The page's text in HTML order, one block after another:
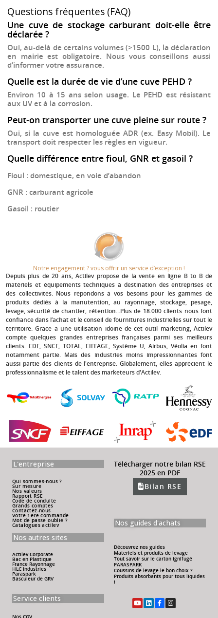
Questions fréquentes (FAQ)
Une cuve de stockage carburant doit-elle être
déclarée ?
Oui, au-delà de certains volumes (>1500 L), la déclaration
en mairie est obligatoire. Nous vous conseillons aussi
d’informer votre assurance.
Quelle est la durée de vie d’une cuve PEHD ?
Environ 10 à 15 ans selon usage. Le PEHD est résistant
aux UV et à la corrosion.
Peut-on transporter une cuve pleine sur route ?
Oui, si la cuve est homologuée ADR (ex. Easy Mobil). Le
transport doit respecter les règles en vigueur.
Quelle différence entre fioul, GNR et gasoil ?
Fioul : domestique, en voie d’abandon
GNR : carburant agricole
Gasoil : routier
Notre engagement ? vous offrir un service d’exception !​
Depuis plus de 20 ans, Actilev propose de la vente en ligne B to B de
matériels et équipements techniques à destination des entreprises et
des collectivités. Nous répondons à vos besoins pour les gammes de
produits dédiés à la manutention, au rayonnage, stockage, pesage,
levage, sécurité de chantier, rétention...Plus de 18.000 clients nous font
confiance dans l’achat et le conseil de fournitures industrielles sur tout le
territoire. Grâce à une utilisation idoine de cet outil marketing, Actilev
compte quelques grandes entreprises françaises parmi ses meilleurs
clients. EDF, SNCF, TOTAL, EIFFAGE, Système U, Airbus, Véolia en font
notamment partie. Mais des industries moins impressionnantes font
aussi partie des clients de l'entreprise. Globalement, elles apprécient le
professionnalisme et le talent des marketeurs d'Actilev.
L'entreprise
Qui sommes-nous ?
Sur mesure
Nos valeurs
Rapport RSE
Code de conduite
Grands comptes
Contactez-nous
Votre 1ére commande
Mot de passe oublié ?
Catalogues actilev
Télécharger notre bilan RSE
2025 en PDF
Bilan RSE
Nos autres sites
Actilev Corporate
Bac en Plastique
France Rayonnage
HLC Industries
Paraspark
Basculeur de GRV
Nos guides d'achats
Découvrez nos guides
Materiels et produits de levage
Tout savoir sur le carton ignifugé
PARASPARK
Coussins de levage le bon choix ?
Produits absorbants pour tous liquides
!
Service clients